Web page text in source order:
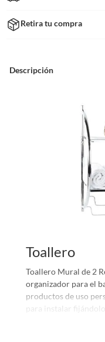
Retira tu compra
Descripción
Toallero
Toallero Mural de 2
organizador para el
productos de uso
para instalar fijándolo